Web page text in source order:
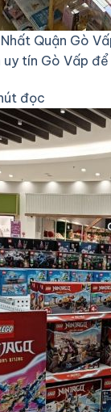
Quận Gò
tín Gò Vấp
đọc